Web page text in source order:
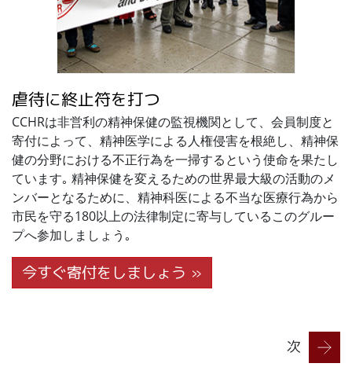
虐待に終止符を打つ
CCHRは非営利の精神保健の監視機関として、会員制度と
寄付によって、精神医学による人権侵害を根絶し、精神保
健の分野における不正行為を一掃するという使命を果たし
ています｡ 精神保健を変えるための世界最大級の活動のメ
ンバーとなるために、精神科医による不当な医療行為から
市民を守る180以上の法律制定に寄与しているこのグルー
プへ参加しましょう｡
今すぐ寄付をしましょう »
次